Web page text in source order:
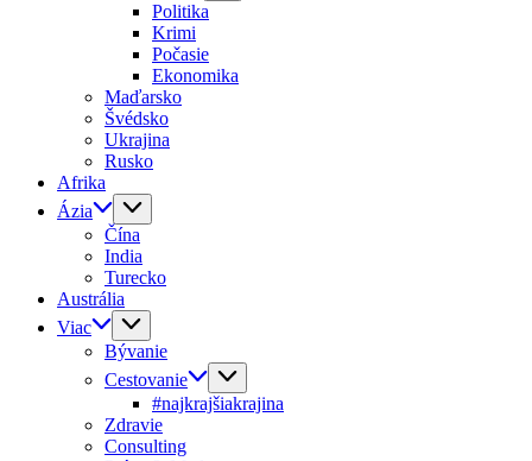
Politika
Krimi
Počasie
Ekonomika
Maďarsko
Švédsko
Ukrajina
Rusko
Afrika
Ázia
Čína
India
Turecko
Austrália
Viac
Bývanie
Cestovanie
#najkrajšiakrajina
Zdravie
Consulting